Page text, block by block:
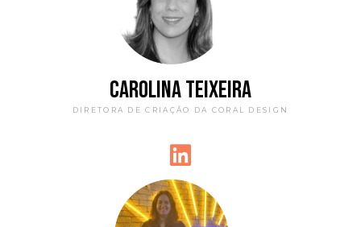
CAROLINA TEIXEIRA
DIRETORA DE CRIAÇÃO DA CORAL DESIGN